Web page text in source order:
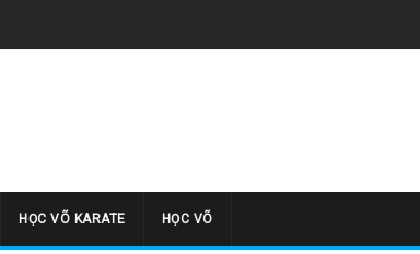
HỌC VÕ KARATE HỌC VÕ